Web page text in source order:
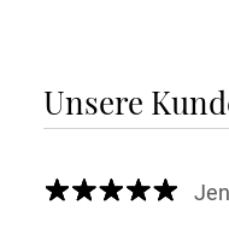
Unsere